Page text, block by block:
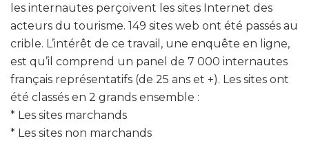
les internautes perçoivent les sites Internet des
acteurs du tourisme. 149 sites web ont été passés au
crible. L’intérêt de ce travail, une enquête en ligne,
est qu’il comprend un panel de 7 000 internautes
français représentatifs (de 25 ans et +). Les sites ont
été classés en 2 grands ensemble :
* Les sites marchands
* Les sites non marchands